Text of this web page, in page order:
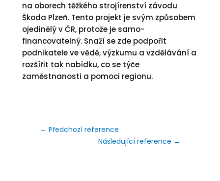
na oborech těžkého strojírenství závodu
Škoda Plzeň. Tento projekt je svým způsobem
ojedinělý v ČR, protože je samo-
financovatelný. Snaží se zde podpořit
podnikatele ve vědě, výzkumu a vzdělávání a
rozšířit tak nabídku, co se týče
zaměstnanosti a pomoci regionu.
← Předchozí reference
Následující reference →